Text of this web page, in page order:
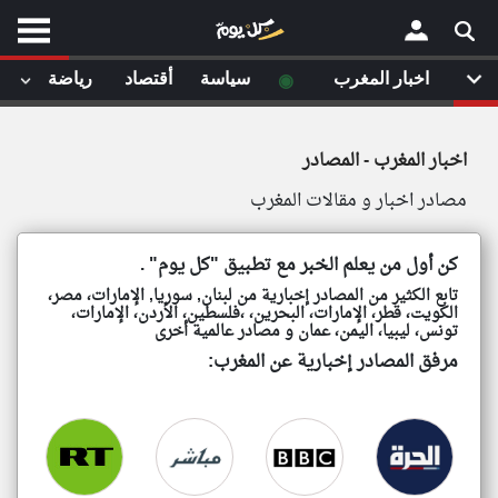
اخبار المغرب ◉ سياسة أقتصاد رياضة
موقع
كل
يوم
مقالات
لم تقم بقراءة اي مقال مؤخرا
الصفحة الرئيسية
أخر أخبار الوطن العربي
من نحن
إتصل بنا
شروط الاستخدام
سياسة الخصوصية
مصادر الأخبار
أقترح اضافة مصدر
×
اخبار المغرب - المصادر
مصادر اخبار و مقالات المغرب
كن أول من يعلم الخبر مع تطبيق "كل يوم" .
تابع الكثير من المصادر إخبارية من لبنان, سوريا, الإمارات، مصر،
الكويت، قطر، الإمارات، البحرين، ،فلسطين، الأردن، الإمارات،
تونس، ليبيا، اليمن، عمان و مصادر عالمية أخرى
مرفق المصادر إخبارية عن المغرب:
اخبار المغرب ◉ سياسة أقتصاد رياضة
موقع
كل
يوم
مقالات
لم تقم بقراءة اي مقال مؤخرا